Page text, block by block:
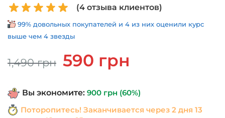
(4отзыва клиентов)
99% довольных покупателей и 4 из них оценили курс
выше чем 4 звезды
1,490грн
Первоначальная
цена
1,490 грн.
590 грн
Вы экономите: 900 грн (60%)
Поторопитесь! Заканчивается через 2 дня 13